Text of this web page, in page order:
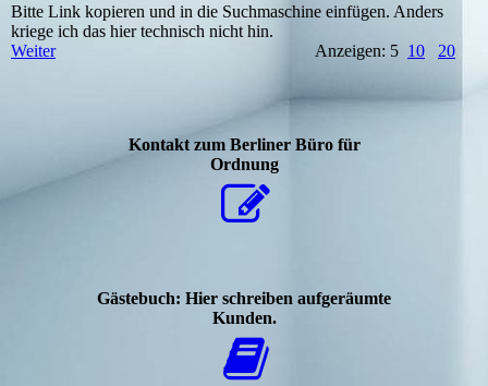
Bitte Link kopieren und in die Suchmaschine einfügen. Anders
kriege ich das hier technisch nicht hin.
Weiter
Anzeigen: 5 10 20
Kontakt zum Berliner Büro für
Ordnung
Gästebuch: Hier schreiben aufgeräumte
Kunden.